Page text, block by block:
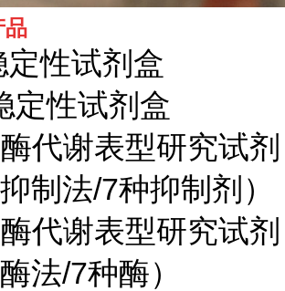
品
定性试剂盒
定性试剂盒
代谢表型研究试剂
制法/7种抑制剂）
代谢表型研究试剂
法/7种酶）